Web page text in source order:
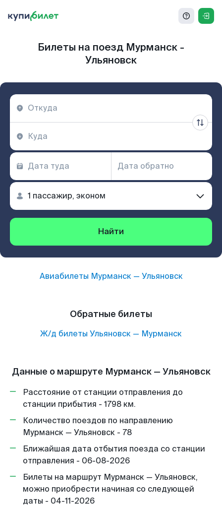
Билеты на поезд Мурманск -
Ульяновск
Найти
Авиабилеты Мурманск— Ульяновск
Обратные билеты
Ж/д билеты Ульяновск — Мурманск
Данные о маршруте Мурманск — Ульяновск
Расстояние от станции отправления до
станции прибытия - 1798 км.
Количество поездов по направлению
Мурманск — Ульяновск - 78
Ближайшая дата отбытия поезда со станции
отправления - 06-08-2026
Билеты на маршрут Мурманск — Ульяновск,
можно приобрести начиная со следующей
даты - 04-11-2026